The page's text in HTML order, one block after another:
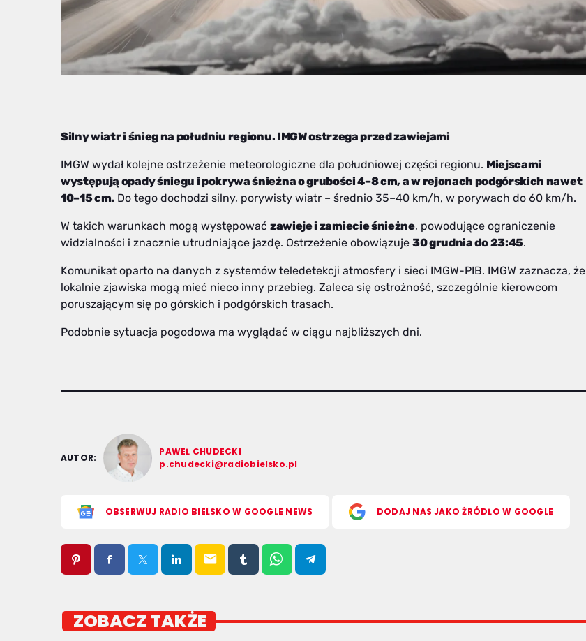
Silny wiatr i śnieg na południu regionu. IMGW ostrzega przed zawiejami
IMGW wydał kolejne ostrzeżenie meteorologiczne dla południowej części regionu. Miejscami
występują opady śniegu i pokrywa śnieżna o grubości 4–8 cm, a w rejonach podgórskich nawet
10–15 cm. Do tego dochodzi silny, porywisty wiatr – średnio 35–40 km/h, w porywach do 60 km/h.
W takich warunkach mogą występować zawieje i zamiecie śnieżne, powodujące ograniczenie
widzialności i znacznie utrudniające jazdę. Ostrzeżenie obowiązuje 30 grudnia do 23:45.
Komunikat oparto na danych z systemów teledetekcji atmosfery i sieci IMGW-PIB. IMGW zaznacza, że
lokalnie zjawiska mogą mieć nieco inny przebieg. Zaleca się ostrożność, szczególnie kierowcom
poruszającym się po górskich i podgórskich trasach.
Podobnie sytuacja pogodowa ma wyglądać w ciągu najbliższych dni.
AUTOR:
PAWEŁ CHUDECKI
p.chudecki@radiobielsko.pl
OBSERWUJ RADIO BIELSKO W GOOGLE NEWS DODAJ NAS JAKO ŹRÓDŁO W GOOGLE
email
ZOBACZ TAKŻE